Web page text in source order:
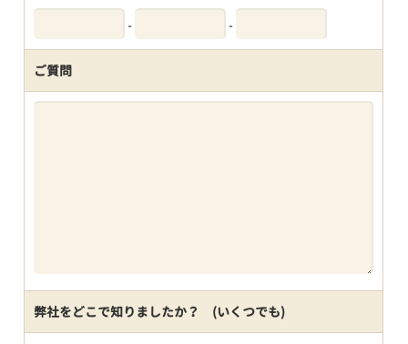
- -
ご質問
弊社をどこで知りましたか？ (いくつでも)